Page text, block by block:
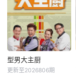
型男大主厨
更新至2026806期